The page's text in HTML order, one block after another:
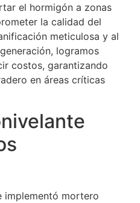
el hormigón a zonas
la calidad del
meticulosa y al
logramos
costos, garantizando
en áreas críticas
implementó mortero